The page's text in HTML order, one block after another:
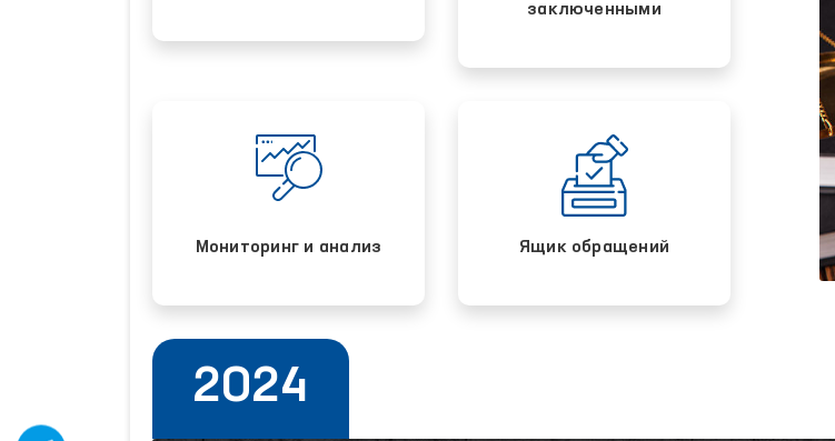
заключенными
Мониторинг и анализ Ящик обращений
2024